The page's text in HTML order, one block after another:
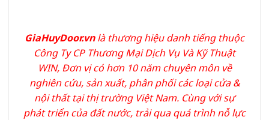
GiaHuyDoor.vnlà thương hiệu danh tiếng thuộc
Công Ty CP Thương Mại Dịch Vụ Và Kỹ Thuật
WIN, Đơn vị có hơn 10 năm chuyên môn về
nghiên cứu, sản xuất, phân phối các loại cửa &
nội thất tại thị trường Việt Nam. Cùng với sự
phát triển của đất nước, trải qua quá trình nỗ lực